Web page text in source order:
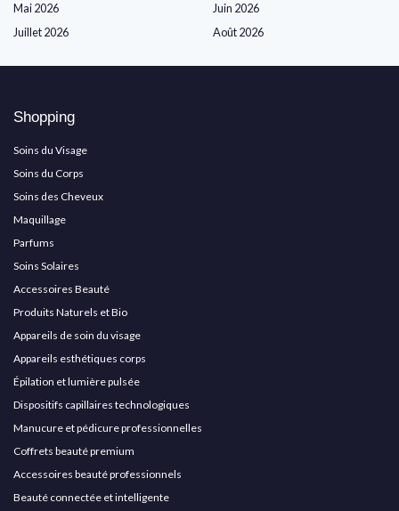
Mai 2026
Juin 2026
Juillet 2026
Août 2026
Shopping
Soins du Visage
Soins du Corps
Soins des Cheveux
Maquillage
Parfums
Soins Solaires
Accessoires Beauté
Produits Naturels et Bio
Appareils de soin du visage
Appareils esthétiques corps
Épilation et lumière pulsée
Dispositifs capillaires technologiques
Manucure et pédicure professionnelles
Coffrets beauté premium
Accessoires beauté professionnels
Beauté connectée et intelligente